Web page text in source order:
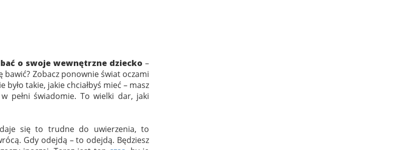
o swoje wewnętrzne dziecko –
Zobacz ponownie świat oczami
takie, jakie chciałbyś mieć – masz
pełni świadomie. To wielki dar, jaki
się to trudne do uwierzenia, to
Gdy odejdą – to odejdą. Będziesz